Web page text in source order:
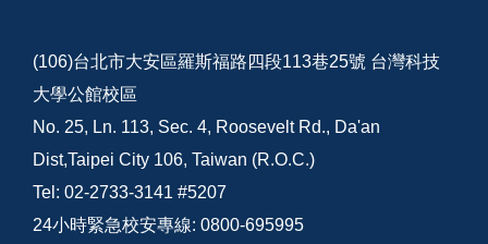
(106)台北市大安區羅斯福路四段113巷25號 台灣科技
大學公館校區
No. 25, Ln. 113, Sec. 4, Roosevelt Rd., Da'an
Dist,Taipei City 106, Taiwan (R.O.C.)
Tel: 02-2733-3141 #5207
24小時緊急校安專線: 0800-695995